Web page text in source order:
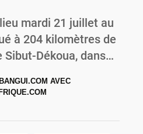
Burkina Faso : la VIDEO-verbalisation enregistre plus de 1 000 infractions en douze heures
mardi 21 juillet au
à 204 kilomètres de
Sibut-Dékoua, dans…
AVEC